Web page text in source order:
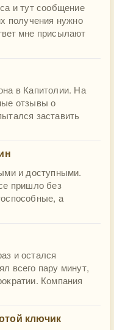
и тут сообщение
получения нужно
мне присылают
в Капитолии. На
отзывы о
заставить
и доступными.
пришло без
а
и остался
всего пару минут,
Компания
ключик